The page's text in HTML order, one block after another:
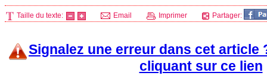
Taille du texte: Email Imprimer Partager:
Signalez une erreur dans cet article
cliquant sur ce lien